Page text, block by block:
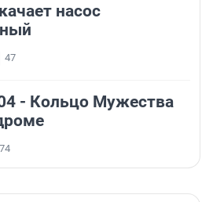
насос
47
- Кольцо Мужества
74